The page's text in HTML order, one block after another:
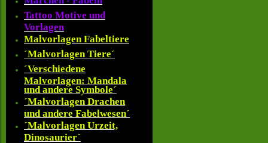
Tattoo Motive und
Vorlagen
Malvorlagen Fabeltiere
´Malvorlagen Tiere´
´Verschiedene
Malvorlagen: Mandala
und andere Symbole´
´Malvorlagen Drachen
und andere Fabelwesen´
´Malvorlagen Urzeit,
Dinosaurier´